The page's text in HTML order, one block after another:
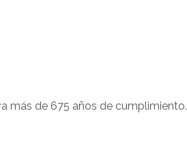
más de 675 años de cumplimiento.